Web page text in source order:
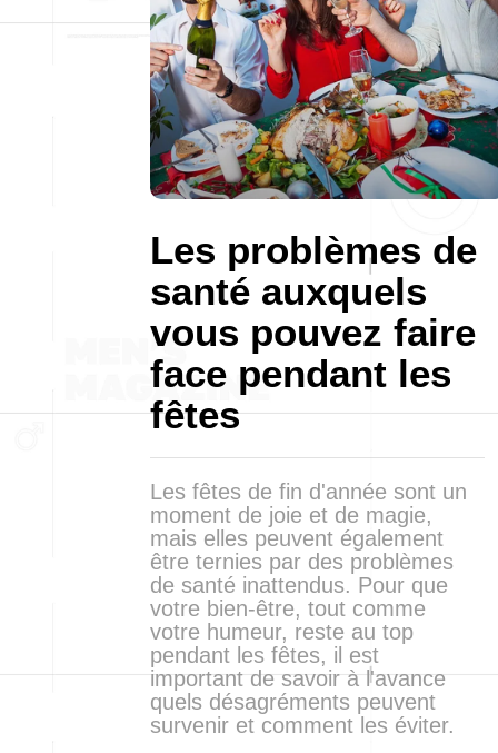
Les problèmes de
santé auxquels
vous pouvez faire
face pendant les
fêtes
Les fêtes de fin d'année sont un
moment de joie et de magie,
mais elles peuvent également
être ternies par des problèmes
de santé inattendus. Pour que
votre bien-être, tout comme
votre humeur, reste au top
pendant les fêtes, il est
important de savoir à l'avance
quels désagréments peuvent
survenir et comment les éviter.